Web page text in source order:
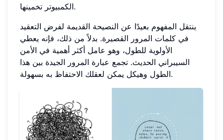
الكمبيوتر تخمينها.
ينتقل المفهوم بعيدًا عن النصيحة القديمة لفرض التعقيد
في كلمات المرور القصيرة. بدلاً من ذلك، فإنه يعطي
الأولوية للطول، وهو عامل أكثر أهمية في الأمن
السيبراني الحديث. تجمع عبارة المرور الجيدة بين هذا
الطول وهيكل يمكن لعقلك الاحتفاظ به بسهولة.